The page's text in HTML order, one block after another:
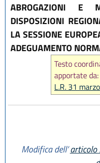
ABROGAZIONI E
DISPOSIZIONI
LA SESSIONE
ADEGUAMENTO
Testo
apportate da:
L.R. 31
Modifica dell’articolo